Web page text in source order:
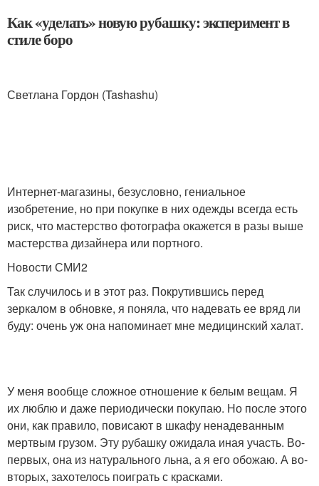
Как «уделать» новую рубашку: эксперимент в
стиле боро
Светлана Гордон (Tashashu)
Интернет-магазины, безусловно, гениальное
изобретение, но при покупке в них одежды всегда есть
риск, что мастерство фотографа окажется в разы выше
мастерства дизайнера или портного.
Новости СМИ2
Так случилось и в этот раз. Покрутившись перед
зеркалом в обновке, я поняла, что надевать ее вряд ли
буду: очень уж она напоминает мне медицинский халат.
У меня вообще сложное отношение к белым вещам. Я
их люблю и даже периодически покупаю. Но после этого
они, как правило, повисают в шкафу ненадеванным
мертвым грузом. Эту рубашку ожидала иная участь. Во-
первых, она из натурального льна, а я его обожаю. А во-
вторых, захотелось поиграть с красками.